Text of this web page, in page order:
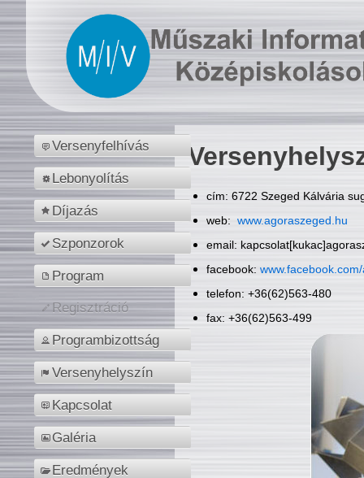
Versenyfelhívás
Lebonyolítás
Díjazás
Szponzorok
Program
Regisztráció
Programbizottság
Versenyhelyszín
Kapcsolat
Galéria
Eredmények
cím: 6722 Szeged Kálvária
web: www.agoraszeged.hu
email:
facebook:
telefon: +36(62)563-480
fax: +36(62)563-499